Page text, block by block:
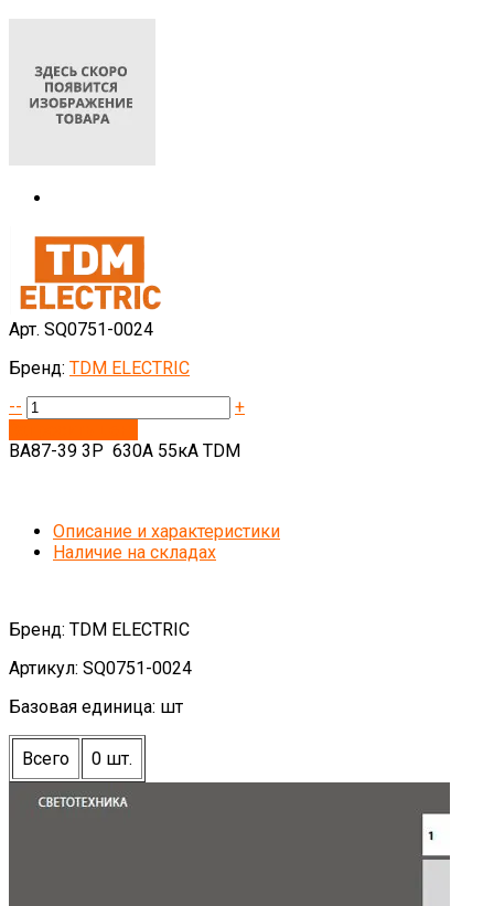
Арт. SQ0751-0024
Бренд: TDM ELECTRIC
--
+
ВА87-39 3Р 630А 55кА TDM
Описание и характеристики
Наличие на складах
Бренд: TDM ELECTRIC
Артикул: SQ0751-0024
Базовая единица: шт
Всего 0 шт.